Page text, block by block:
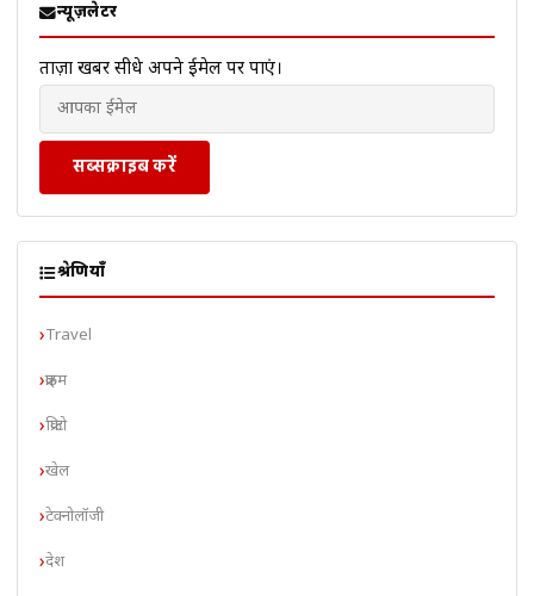
न्यूज़लेटर
ताज़ा खबरें सीधे अपने ईमेल पर पाएं।
सब्सक्राइब करें
श्रेणियाँ
Travel
क्राइम
क्रिप्टो
खेल
टेक्नोलॉजी
देश